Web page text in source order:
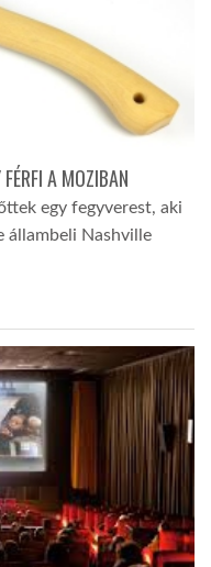
A MOZIBAN
egy fegyverest, aki
állambeli Nashville